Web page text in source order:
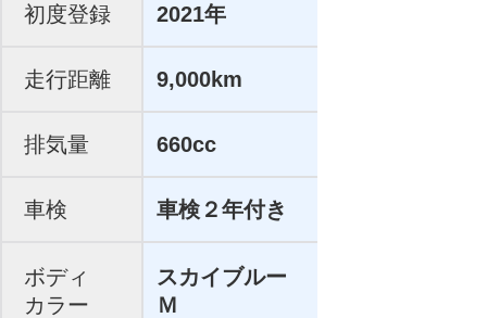
初度登録 2021年
走行距離 9,000km
排気量 660cc
車検 車検２年付き
ボディ
カラー
スカイブルー
Ｍ